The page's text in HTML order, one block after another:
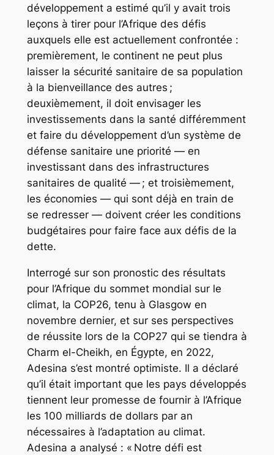
développement a estimé qu’il y avait trois
leçons à tirer pour l’Afrique des défis
auxquels elle est actuellement confrontée :
premièrement, le continent ne peut plus
laisser la sécurité sanitaire de sa population
à la bienveillance des autres ;
deuxièmement, il doit envisager les
investissements dans la santé différemment
et faire du développement d’un système de
défense sanitaire une priorité — en
investissant dans des infrastructures
sanitaires de qualité — ; et troisièmement,
les économies — qui sont déjà en train de
se redresser — doivent créer les conditions
budgétaires pour faire face aux défis de la
dette.
Interrogé sur son pronostic des résultats
pour l’Afrique du sommet mondial sur le
climat, la COP26, tenu à Glasgow en
novembre dernier, et sur ses perspectives
de réussite lors de la COP27 qui se tiendra à
Charm el-Cheikh, en Égypte, en 2022,
Adesina s’est montré optimiste. Il a déclaré
qu’il était important que les pays développés
tiennent leur promesse de fournir à l’Afrique
les 100 milliards de dollars par an
nécessaires à l’adaptation au climat.
Adesina a analysé : « Notre défi est